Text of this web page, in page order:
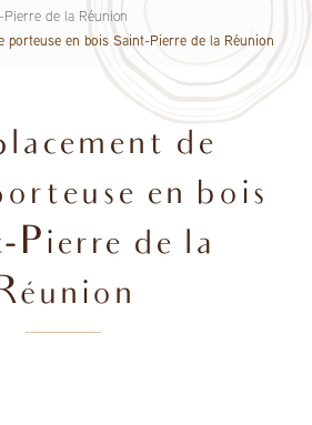
Pierre de la Réunion
porteuse en bois Saint-Pierre de la Réunion
de
en bois
Pierre de la